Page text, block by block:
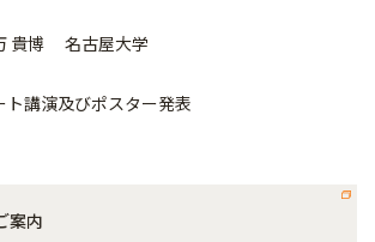
名古屋大学
ト講演及びポスター発表
案内